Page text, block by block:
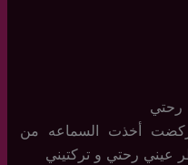
رحتي
أخذت السماعه من
عيني رحتي و تركتيني